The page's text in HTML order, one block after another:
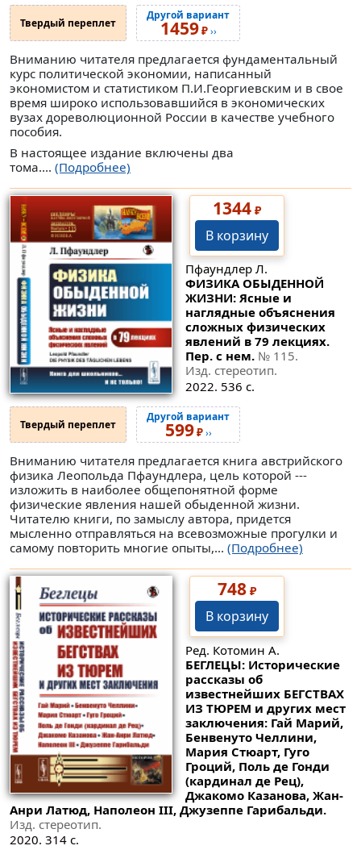
Твердый переплет
Другой вариант
1459₽››
Вниманию читателя предлагается фундаментальный
курс политической экономии, написанный
экономистом и статистиком П.И.Георгиевским и в свое
время широко использовавшийся в экономических
вузах дореволюционной России в качестве учебного
пособия.
В настоящее издание включены два
тома.... (Подробнее)
1344₽
В корзину
Пфаундлер Л.
ФИЗИКА ОБЫДЕННОЙ
ЖИЗНИ: Ясные и
наглядные объяснения
сложных физических
явлений в 79 лекциях.
Пер. с нем. № 115.
Изд. стереотип.
2022. 536 с.
Твердый переплет
Другой вариант
599₽››
Вниманию читателя предлагается книга австрийского
физика Леопольда Пфаундлера, цель которой ---
изложить в наиболее общепонятной форме
физические явления нашей обыденной жизни.
Читателю книги, по замыслу автора, придется
мысленно отправляться на всевозможные прогулки и
самому повторить многие опыты,... (Подробнее)
748₽
В корзину
Ред. Котомин А.
БЕГЛЕЦЫ: Исторические
рассказы об
известнейших БЕГСТВАХ
ИЗ ТЮРЕМ и других мест
заключения: Гай Марий,
Бенвенуто Челлини,
Мария Стюарт, Гуго
Гроций, Поль де Гонди
(кардинал де Рец),
Джакомо Казанова, Жан-
Анри Латюд, Наполеон III, Джузеппе Гарибальди.
Изд. стереотип.
2020. 314 с.